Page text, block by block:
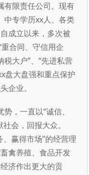
有限责任公司。现有
中专学历xx人、各类
成立以来，多次被
合同、守信用企
税大户”、“先进私营
盘大盘强和重点保护
企业。
，一直以“诚信、
会，回报大众。
赢得市场”的经营理
禽养殖、食品开发
济作出更大的贡